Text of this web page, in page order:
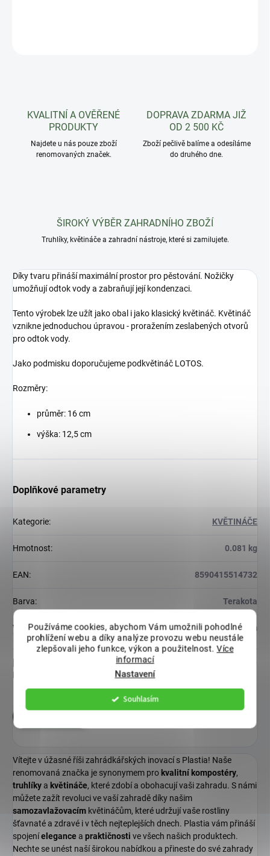
Používáme cookies, abychom Vám umožnili pohodlné
prohlížení webu a díky analýze provozu webu neustále
zlepšovali jeho funkce, výkon a použitelnost.Více
informací
Nastavení
Souhlasím
KVALITNÍ A OVĚŘENÉ
PRODUKTY
Najdete u nás pouze zboží
renomovaných značek.
DOPRAVA ZDARMA JIŽ
OD 2 500 KČ
Zboží pečlivě balíme a odesíláme
do druhého dne.
ŠIROKÝ VÝBĚR ZAHRADNÍHO ZBOŽÍ
Truhlíky, květináče a zahradní nástroje, které si zamilujete.
Díky tvaru přináší maximální prostor pro pěstování. Nožičky
umožňují odtok vody a zabraňují její kondenzaci.
Tento výrobek lze užít jako obal i jako klasický květináč. Květináč
vznikne jednoduchou úpravou - proražením zeslabených otvorů
pro odtok vody.
Jako podmisku doporučujeme podkvětináč LOTOS.
Rozměry:
průměr: 16 cm
výška: 12,5 cm
Doplňkové parametry
Kategorie: KVĚTINÁČE
Hmotnost: 0.081 kg
EAN: 8590415514732
Barva: Terakota
Velikost: 16-20 cm
Diskuze
Buďte první, kdo napíše příspěvek k této položce.
Vítejte v úžasné říši zahrádkářských inovací s Plastia! Naše
renomovaná značka je synonymem pro kvalitní kompostéry,
truhlíkya květináče, které zdobí a obohacují vaši zahradu. S námi
můžete zažít revoluci ve vaší zahradě díky našim
samozavlažovacím květináčům, které udržují vaše rostliny
šťavnaté a zdravé i v těch nejteplejších dnech. Plastia vám přináší
spojeníelegancea praktičnosti ve všech našich produktech.
Nechte se unést naší širokou nabídkou a přineste do své zahrady